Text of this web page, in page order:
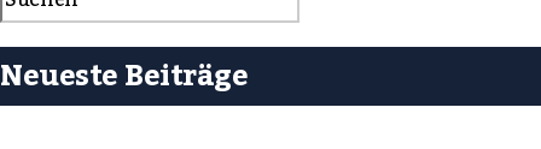
Neueste Beiträge